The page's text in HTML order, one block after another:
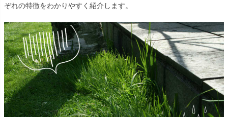
ぞれの特徴をわかりやすく紹介します。